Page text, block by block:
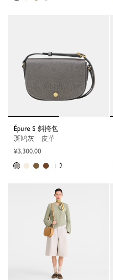
Épure S 斜挎包
斑鸠灰 - 皮革
¥3,300.00
+ 2